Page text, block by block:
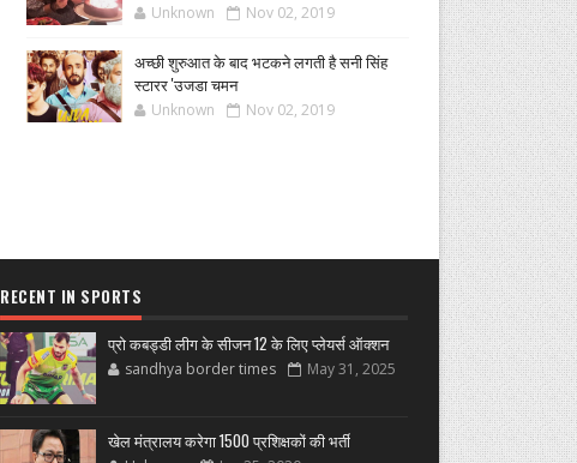
Unknown Nov 02, 2019
अच्छी शुरुआत के बाद भटकने लगती है सनी सिंह
स्टारर 'उजडा चमन
Unknown Nov 02, 2019
RECENT IN SPORTS
प्रो कबड्डी लीग के सीजन 12 के लिए प्लेयर्स ऑक्शन
sandhya border times May 31, 2025
खेल मंत्रालय करेगा 1500 प्रशिक्षकों की भर्ती